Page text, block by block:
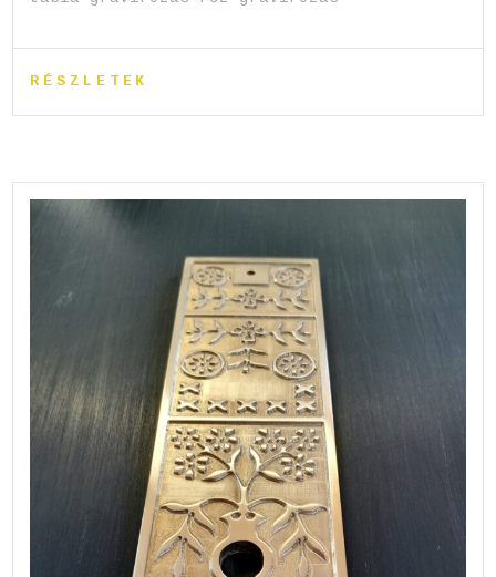
RÉSZLETEK